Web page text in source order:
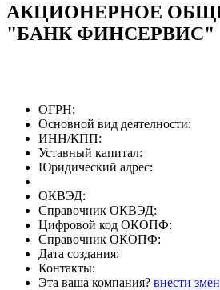
АКЦИОНЕРНОЕ
"БАНК ФИНСЕРВИС"
ОГРН:
Основной вид деятелности:
ИНН/КПП:
Уставный капитал:
Юридический адрес:
ОКВЭД:
Справочник ОКВЭД:
Цифровой код ОКОПФ:
Справочник ОКОПФ:
Дата создания:
Контакты:
Эта ваша компания? внести